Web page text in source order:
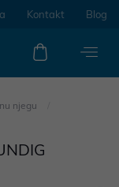
Kontakt Blog
njegu